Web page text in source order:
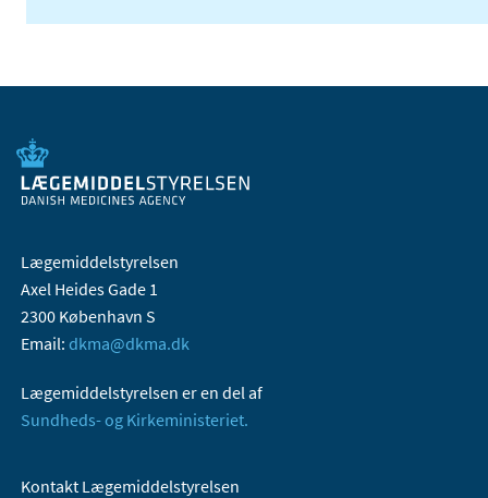
Lægemiddelstyrelsen
Axel Heides Gade 1
2300 København S
Email: dkma@dkma.dk
Lægemiddelstyrelsen er en del af
Sundheds- og Kirkeministeriet.
Kontakt Lægemiddelstyrelsen